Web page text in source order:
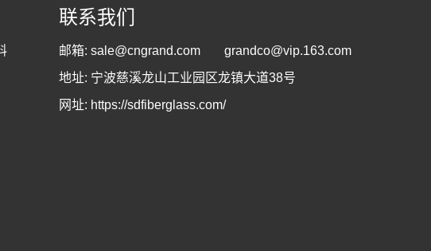
联系我们
邮箱:sale@cngrand.com
grandco@vip.163.com
地址: 宁波慈溪龙山工业园区龙镇大道38号
网址: https://sdfiberglass.com/